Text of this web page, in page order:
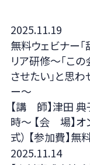
2025.11.19
無料ウェビナー
リア研修〜「こ
させたい」と思
ー〜
【講 師】津田
時～ 【会 場】オ
式） 【参加費】
2025.11.14